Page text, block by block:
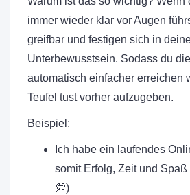
immer wieder klar vor Augen
greifbar und festigen sich in
Unterbewusstsein. Sodass du
automatisch einfacher erreichen
Teufel tust vorher aufzugeben.
Beispiel:
Ich habe ein laufendes
somit Erfolg, Zeit und Spaß
💭)